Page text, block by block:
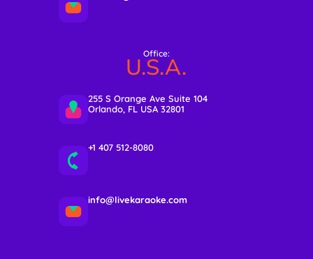
Office:
U.S.A.
255 S Orange Ave Suite 104
Orlando, FL USA 32801
+1 407 512-8080
info@livekaraoke.com